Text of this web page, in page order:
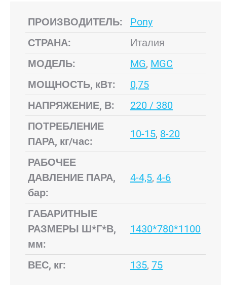
ПРОИЗВОДИТЕЛЬ:
Pony
СТРАНА:
Италия
МОДЕЛЬ:
MG, MGC
МОЩНОСТЬ, кВт:
0,75
НАПРЯЖЕНИЕ, В:
220 / 380
ПОТРЕБЛЕНИЕ
ПАРА, кг/час:
10-15, 8-20
РАБОЧЕЕ
ДАВЛЕНИЕ ПАРА,
бар:
4-4,5, 4-6
ГАБАРИТНЫЕ
РАЗМЕРЫ Ш*Г*В,
мм:
1430*780*1100
ВЕС, кг: 135, 75